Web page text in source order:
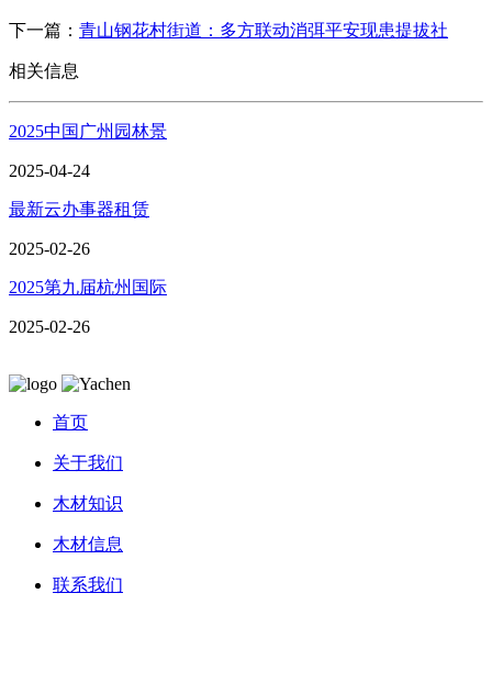
下一篇： 青山钢花村街道：多方联动消弭平安现患提拔社
相关信息
2025中国广州园林景
2025-04-24
最新云办事器租赁
2025-02-26
2025第九届杭州国际
2025-02-26
首页
关于我们
木材知识
木材信息
联系我们